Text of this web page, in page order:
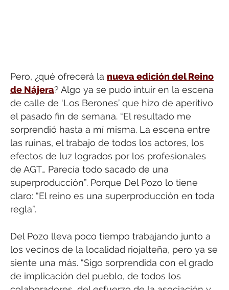
Pero, ¿qué ofrecerá la nueva edición del Reino
de Nájera? Algo ya se pudo intuir en la escena
de calle de ‘Los Berones’ que hizo de aperitivo
el pasado fin de semana. “El resultado me
sorprendió hasta a mí misma. La escena entre
las ruinas, el trabajo de todos los actores, los
efectos de luz logrados por los profesionales
de AGT… Parecía todo sacado de una
superproducción”. Porque Del Pozo lo tiene
claro: “El reino es una superproducción en toda
regla”.
Del Pozo lleva poco tiempo trabajando junto a
los vecinos de la localidad riojalteña, pero ya se
siente una más. “Sigo sorprendida con el grado
de implicación del pueblo, de todos los